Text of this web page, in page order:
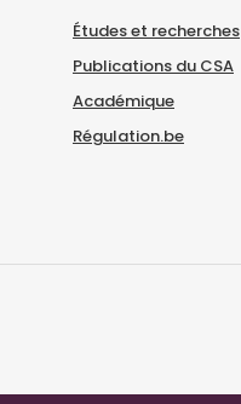
Études et recherches
Publications du CSA
Académique
Régulation.be